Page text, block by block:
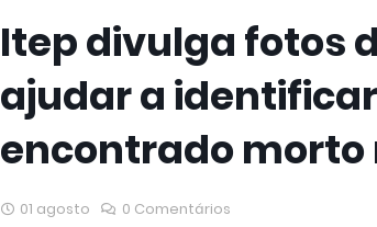
Itep divulga fotos
ajudar a
encontrado morto
01 agosto 0 Comentários